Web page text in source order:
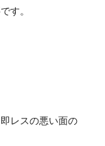
す。
レスの悪い面の